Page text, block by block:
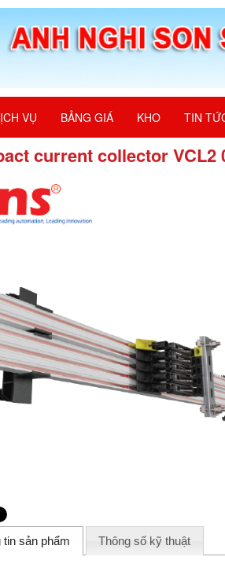
VỤ BẢNG GIÁ KHO TIN
current collector VCL2
tin sản phẩm Thông số kỹ thuật